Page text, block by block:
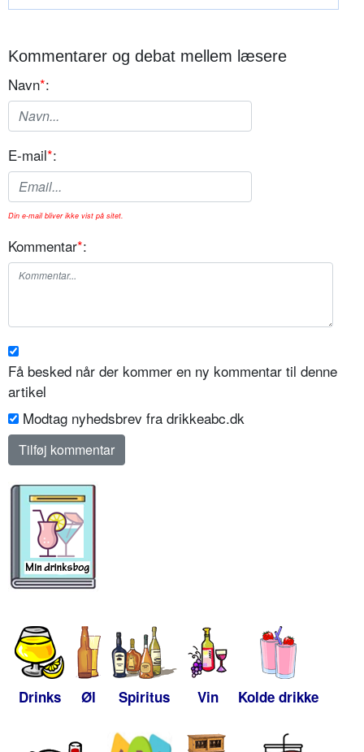
Kommentarer og debat mellem læsere
Navn*:
E-mail*:
Din e-mail bliver ikke vist på sitet.
Kommentar*:
Få besked når der kommer en ny kommentar til denne
artikel
Modtag nyhedsbrev fra drikkeabc.dk
Drinks Øl Spiritus Vin Kolde drikke